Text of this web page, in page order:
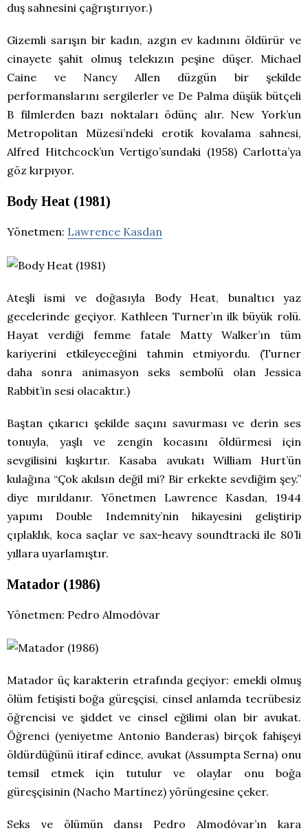
duş sahnesini çağrıştırıyor.)
Gizemli sarışın bir kadın, azgın ev kadınını öldürür ve
cinayete şahit olmuş telekızın peşine düşer. Michael
Caine ve Nancy Allen düzgün bir şekilde
performanslarını sergilerler ve De Palma düşük bütçeli
B filmlerden bazı noktaları ödünç alır. New York’un
Metropolitan Müzesi’ndeki erotik kovalama sahnesi,
Alfred Hitchcock’un Vertigo’sundaki (1958) Carlotta’ya
göz kırpıyor.
Body Heat (1981)
Yönetmen: Lawrence Kasdan
Ateşli ismi ve doğasıyla Body Heat, bunaltıcı yaz
gecelerinde geçiyor. Kathleen Turner’ın ilk büyük rolü.
Hayat verdiği femme fatale Matty Walker’ın tüm
kariyerini etkileyeceğini tahmin etmiyordu. (Turner
daha sonra animasyon seks sembolü olan Jessica
Rabbit’in sesi olacaktır.)
Baştan çıkarıcı şekilde saçını savurması ve derin ses
tonuyla, yaşlı ve zengin kocasını öldürmesi için
sevgilisini kışkırtır. Kasaba avukatı William Hurt’ün
kulağına “Çok akılsın değil mi? Bir erkekte sevdiğim şey.”
diye mırıldanır. Yönetmen Lawrence Kasdan, 1944
yapımı Double Indemnity’nin hikayesini geliştirip
çıplaklık, koca saçlar ve sax-heavy soundtracki ile 80’li
yıllara uyarlamıştır.
Matador (1986)
Yönetmen: Pedro Almodóvar
Matador üç karakterin etrafında geçiyor: emekli olmuş
ölüm fetişisti boğa güreşçisi, cinsel anlamda tecrübesiz
öğrencisi ve şiddet ve cinsel eğilimi olan bir avukat.
Öğrenci (yeniyetme Antonio Banderas) birçok fahişeyi
öldürdüğünü itiraf edince, avukat (Assumpta Serna) onu
temsil etmek için tutulur ve olaylar onu boğa
güreşçisinin (Nacho Martínez) yörüngesine çeker.
Seks ve ölümün dansı Pedro Almodóvar’ın kara